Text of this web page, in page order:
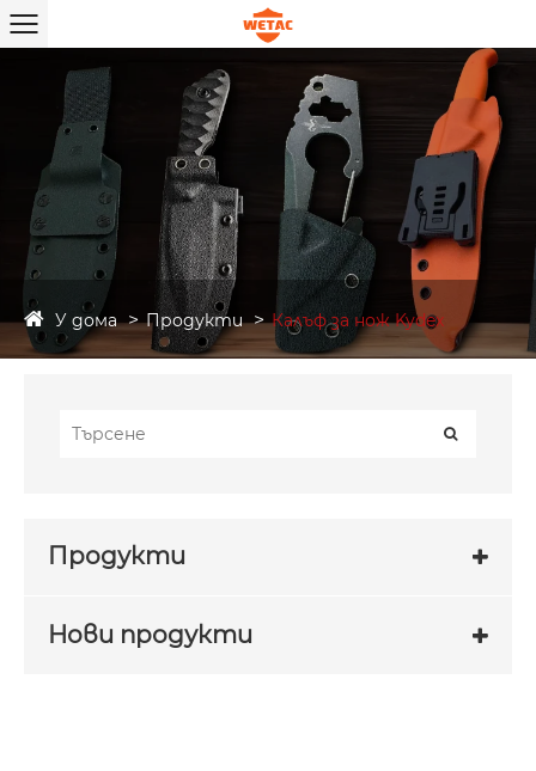
У дома Продукти Калъф за нож Kydex
Продукти
Нови продукти